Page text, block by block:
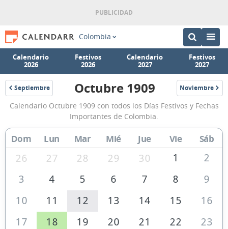
Colombia
Calendario
2026
Festivos
2026
Calendario
2027
Festivos
2027
Septiembre
1909
Calendario
Octubre
1909
de
Colombia
Octubre 1909 Noviembre
1909
Calendario Octubre 1909 con todos los Días Festivos y Fechas
Importantes de Colombia.
Dom Lun Mar Mié Jue Vie Sáb
26 27 28 29 30 1
2
3
4 5 6 7 8
9
10
11 12 13 14 15
16
17
18 19 20 21 22
23